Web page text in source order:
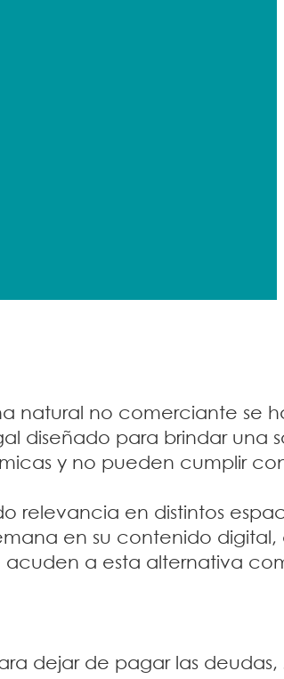
natural no comerciante se
diseñado para brindar una
y no pueden cumplir
relevancia en distintos
en su contenido digital,
a esta alternativa
dejar de pagar las deudas,